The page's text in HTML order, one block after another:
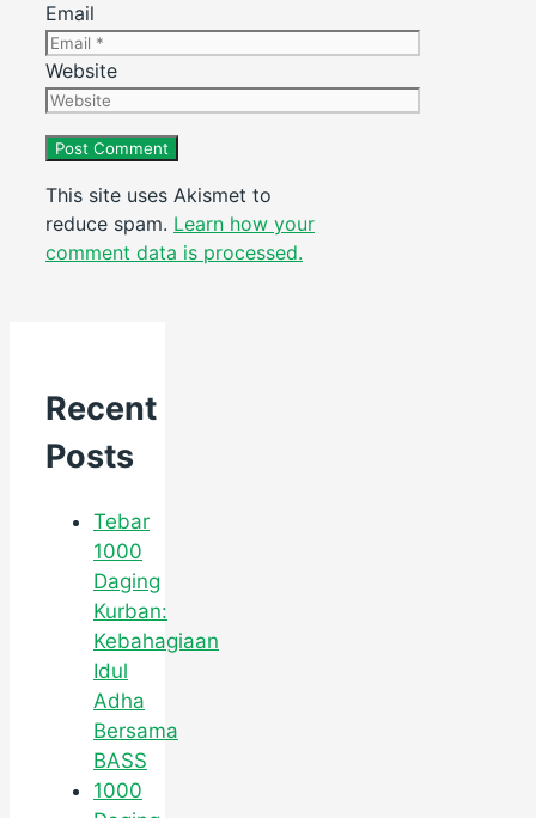
Email
Website
This site uses Akismet to
reduce spam. Learn how your
comment data is processed.
Recent
Posts
Tebar
1000
Daging
Kurban:
Kebahagiaan
Idul
Adha
Bersama
BASS
1000